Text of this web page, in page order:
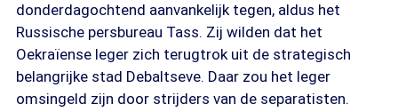
donderdagochtend aanvankelijk tegen, aldus het
Russische persbureau Tass. Zij wilden dat het
Oekraïense leger zich terugtrok uit de strategisch
belangrijke stad Debaltseve. Daar zou het leger
omsingeld zijn door strijders van de separatisten.